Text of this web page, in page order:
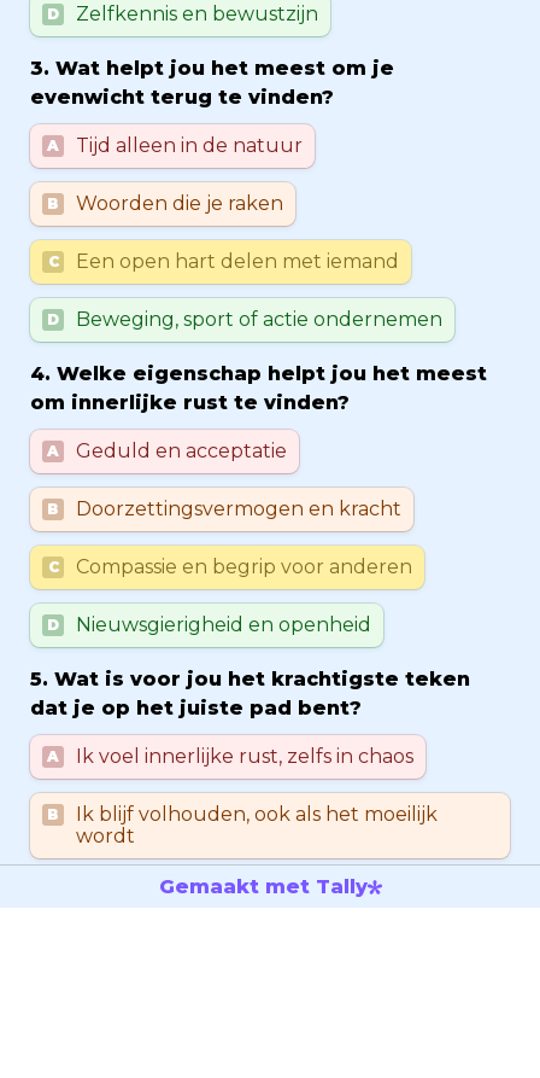
D Zelfkennis en bewustzijn
3. Wat helpt jou het meest om je
evenwicht terug te vinden?
Untitled multiple choice field
A Tijd alleen in de natuur
B Woorden die je raken
C Een open hart delen met iemand
D Beweging, sport of actie ondernemen
4. Welke eigenschap helpt jou het meest
om innerlijke rust te vinden?
Untitled multiple choice field
A Geduld en acceptatie
B Doorzettingsvermogen en kracht
C Compassie en begrip voor anderen
D Nieuwsgierigheid en openheid
5. Wat is voor jou het krachtigste teken
dat je op het juiste pad bent?
Untitled multiple choice field
A Ik voel innerlijke rust, zelfs in chaos
B
Ik blijf volhouden, ook als het moeilijk
wordt
Ik voel me verbonden met anderen en de
wereld
Gemaakt met Tally